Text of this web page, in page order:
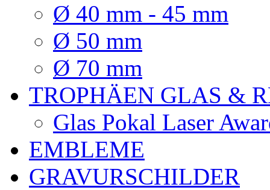
Ø 40 mm - 45 mm
Ø 50 mm
Ø 70 mm
TROPHÄEN GLAS &
Glas Pokal Laser
EMBLEME
GRAVURSCHILDER